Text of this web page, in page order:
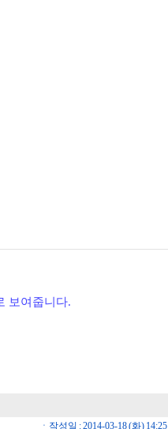
보여줍니다.
ㆍ작성일 : 2014-03-18 (화) 14:25